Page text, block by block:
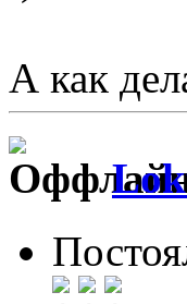
А как